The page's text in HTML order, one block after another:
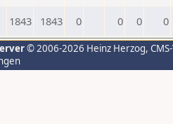
1843 1843 0 0 0 0
© 2006-2026 Heinz Herzog,